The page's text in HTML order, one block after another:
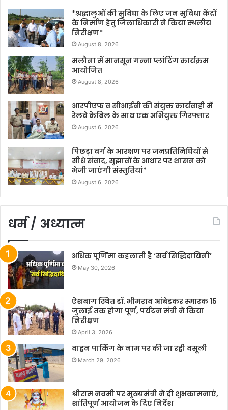
*श्रद्धालुओं की सुविधा के लिए जन सुविधा केंद्रों
के निर्माण हेतु जिलाधिकारी ने किया स्थलीय
निरीक्षण*
August 8, 2026
मलौना में मानसून गन्ना प्लांटिंग कार्यक्रम
आयोजित
August 8, 2026
आरपीएफ व सीआईबी की संयुक्त कार्यवाही में
रेलवे केबिल के साथ एक अभियुक्त गिरफ्तार
August 6, 2026
पिछड़ा वर्ग के आरक्षण पर जनप्रतिनिधियों से
सीधे संवाद, सुझावों के आधार पर शासन को
भेजी जाएंगी संस्तुतियां*
August 6, 2026
धर्म / अध्यात्म
अधिक पूर्णिमा कहलाती है ‘सर्व सिद्धिदायिनी’
May 30, 2026
ऐशबाग स्थित डॉ. भीमराव आंबेडकर स्मारक 15
जुलाई तक होगा पूर्ण, पर्यटन मंत्री ने किया
निरीक्षण
April 3, 2026
वाहन पार्किंग के नाम पर की जा रही वसूली
March 29, 2026
श्रीराम नवमी पर मुख्यमंत्री ने दी शुभकामनाएं,
शांतिपूर्ण आयोजन के दिए निर्देश